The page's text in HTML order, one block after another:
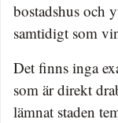
bostadshus och
samtidigt som
Det finns inga
som är direkt
lämnat staden